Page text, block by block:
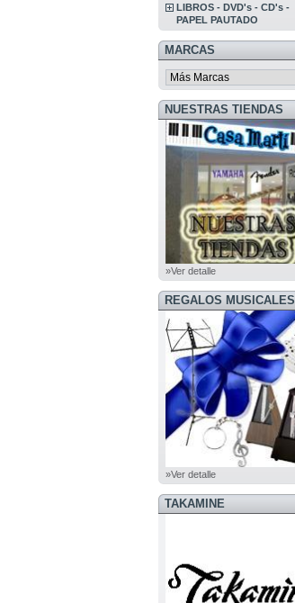
LIBROS - DVD's - CD's -
PAPEL PAUTADO
MARCAS
NUESTRAS TIENDAS
»Ver detalle
REGALOS MUSICALES
»Ver detalle
TAKAMINE